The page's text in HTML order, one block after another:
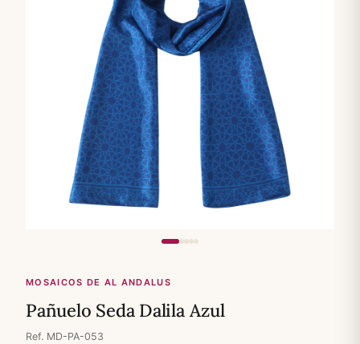
MOSAICOS DE AL ANDALUS
Pañuelo Seda Dalila Azul
Ref. MD-PA-053